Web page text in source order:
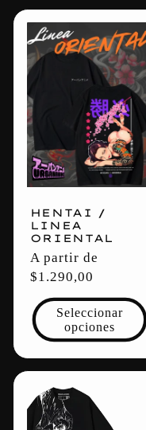
HENTAI /
LINEA
ORIENTAL
Precio
habitual
A partir de
$1.290,00
Seleccionar
opciones